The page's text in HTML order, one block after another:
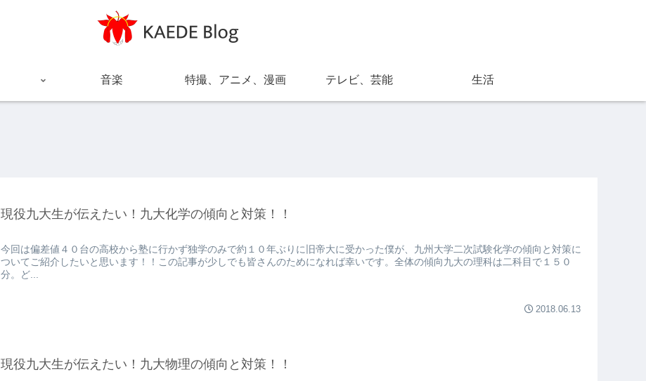
音楽 特撮、アニメ、漫画 テレビ、芸能 生活
現役九大生が伝えたい！九大化学の傾向と対策！！
今回は偏差値４０台の高校から塾に行かず独学のみで約１０年ぶりに旧帝大に受かった僕が、九州大学二次試験化学の傾向と対策に
ついてご紹介したいと思います！！この記事が少しでも皆さんのためになれば幸いです。全体の傾向九大の理科は二科目で１５０
分。ど...
2018.06.13
現役九大生が伝えたい！九大物理の傾向と対策！！